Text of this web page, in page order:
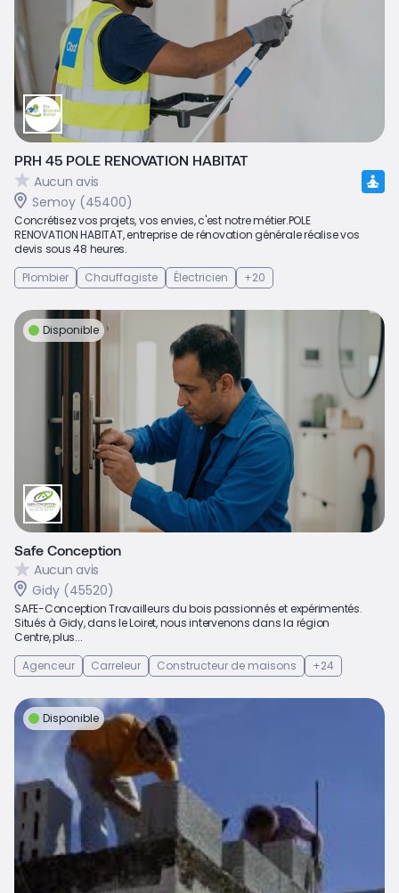
PRH 45 POLE RENOVATION HABITAT
Aucun avis
Semoy (45400)
Concrétisez vos projets, vos envies, c'est notre métier.POLE
RENOVATION HABITAT, entreprise de rénovation générale réalise vos
devis sous 48 heures.
Plombier
Chauffagiste Électricien +20
Disponible
Safe Conception
Aucun avis
Gidy (45520)
SAFE-Conception Travailleurs du bois passionnés et expérimentés. ​
Situés à Gidy, dans le Loiret, nous intervenons dans la région
Centre, plus...
Agenceur
Carreleur Constructeur de maisons +24
Disponible